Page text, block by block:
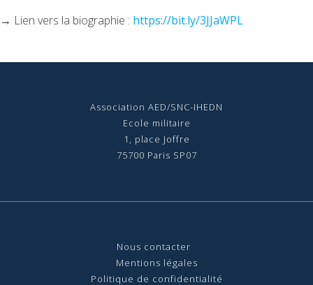
→ Lien vers la biographie : https://bit.ly/3JJaWPL
Association AED/SNC-IHEDN
Ecole militaire
1, place Joffre
75700 Paris SP07
Nous contacter
Mentions légales
Politique de confidentialité